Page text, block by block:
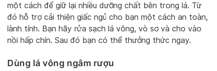
một cách để giữ lại nhiều dưỡng chất bên trong lá. Từ
đó hỗ trợ cải thiện giấc ngủ cho bạn một cách an toàn,
lành tính. Bạn hãy rửa sạch lá vông, vò sơ và cho vào
nồi hấp chín. Sau đó bạn có thể thưởng thức ngay.
Dùng lá vông ngâm rượu